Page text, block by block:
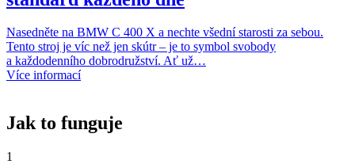
Nasedněte na BMW C 400 X a nechte všední starosti za sebou.
Tento stroj je víc než jen skútr – je to symbol svobody
a každodenního dobrodružství. Ať už…
Více informací
Jak to funguje
1